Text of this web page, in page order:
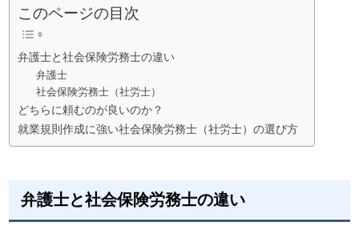
このページの目次
弁護士と社会保険労務士の違い
弁護士
社会保険労務士（社労士）
どちらに頼むのが良いのか？
就業規則作成に強い社会保険労務士（社労士）の選び方
弁護士と社会保険労務士の違い